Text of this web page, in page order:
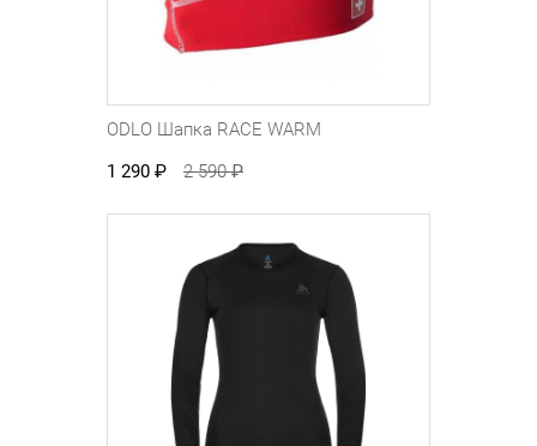
ODLO Шапка RACE WARM
1 290 ₽ 2 590₽